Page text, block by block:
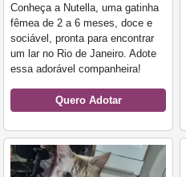
Conheça a Nutella, uma gatinha
fêmea de 2 a 6 meses, doce e
sociável, pronta para encontrar
um lar no Rio de Janeiro. Adote
essa adorável companheira!
Quero Adotar